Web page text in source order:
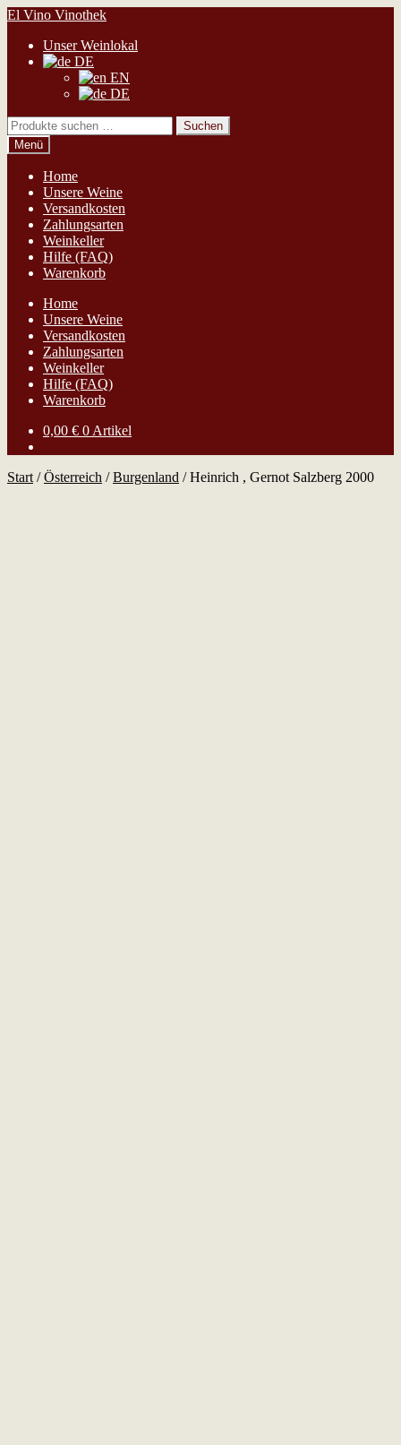
Zur
springen
Zum
springen
El Vino Vinothek
Unser Weinlokal
DE
EN
DE
Suchen
nach:
Suchen
Menü
Home
Unsere Weine
Versandkosten
Zahlungsarten
Weinkeller
Hilfe (FAQ)
Warenkorb
Home
Unsere Weine
Versandkosten
Zahlungsarten
Weinkeller
Hilfe (FAQ)
Warenkorb
0,00 € 0 Artikel
Start /Österreich /Burgenland /Heinrich , Gernot Salzberg 2000